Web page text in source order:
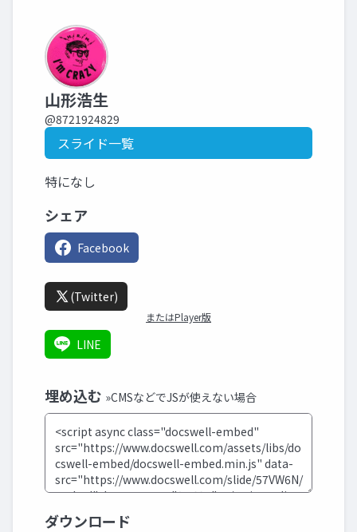
山形浩生
@8721924829
スライド一覧
特になし
シェア
Facebook
(Twitter)
またはPlayer版
LINE
埋め込む »CMSなどでJSが使えない場合
ダウンロード